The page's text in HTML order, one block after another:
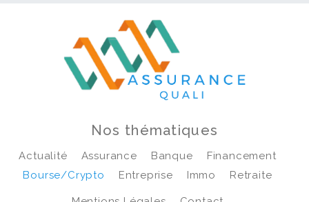
Nos thématiques
Actualité Assurance Banque
Financement
Bourse/crypto
Entreprise Immo Retraite